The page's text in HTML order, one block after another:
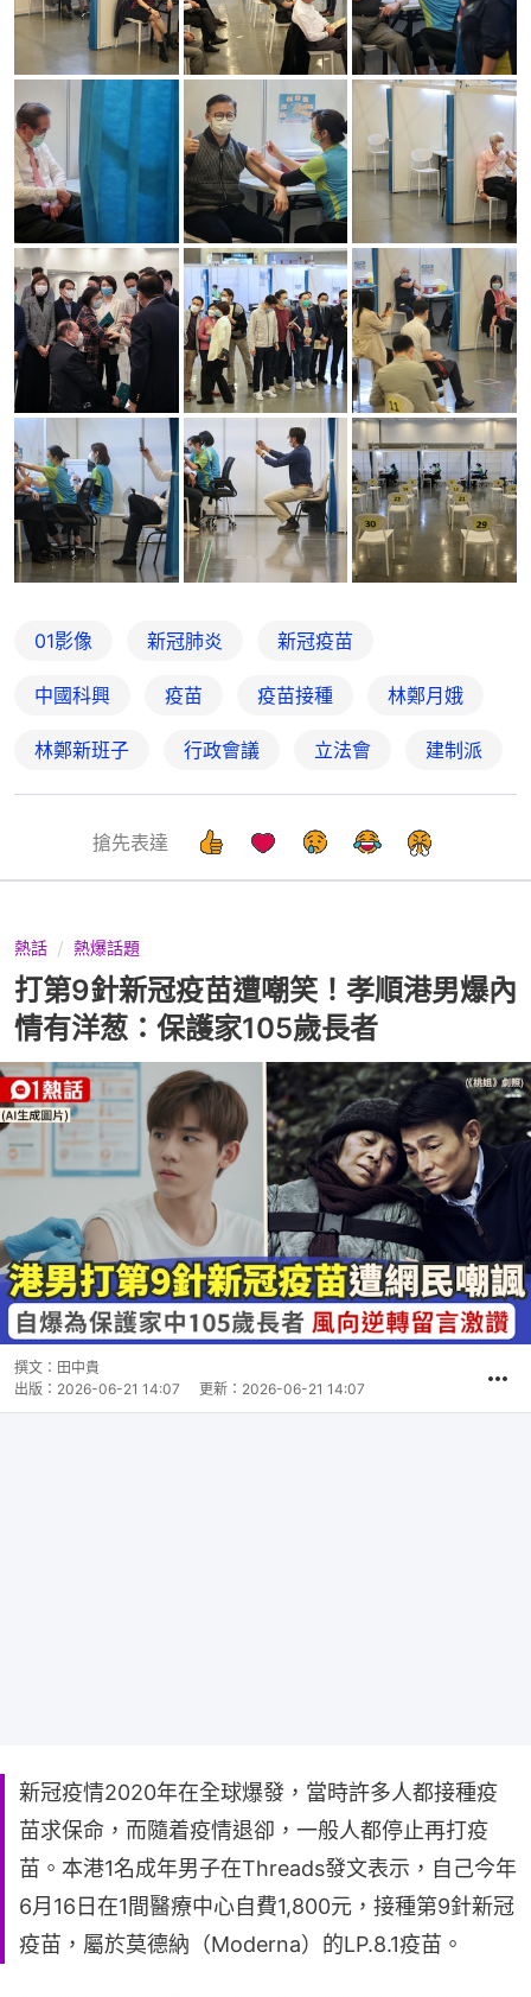
01影像 新冠肺炎 新冠疫苗
中國科興 疫苗 疫苗接種 林鄭月娥
林鄭新班子 行政會議 立法會 建制派
搶先表達
熱話 熱爆話題
打第9針新冠疫苗遭嘲笑！孝順港男爆內
情有洋葱：保護家105歲長者
撰文： 田中貴
出版： 2026-06-21 14:07 更新： 2026-06-21 14:07
新冠疫情2020年在全球爆發，當時許多人都接種疫
苗求保命，而隨着疫情退卻，一般人都停止再打疫
苗。本港1名成年男子在Threads發文表示，自己今年
6月16日在1間醫療中心自費1,800元，接種第9針新冠
疫苗，屬於莫德納（Moderna）的LP.8.1疫苗。